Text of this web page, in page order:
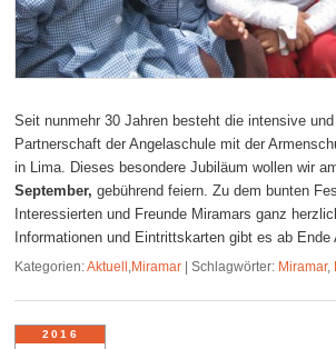
Seit nunmehr 30 Jahren besteht die intensive
Partnerschaft der Angelaschule mit der
in Lima. Dieses besondere Jubiläum wollen wir
September, gebührend feiern. Zu dem bunten
Interessierten und Freunde Miramars ganz
Informationen und Eintrittskarten gibt es ab Ende
Kategorien:Aktuell Miramar |Schlagwörter: Miramar,
2016